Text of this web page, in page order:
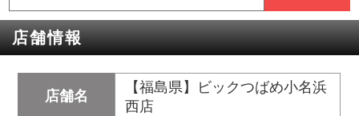
店舗情報
店舗名
【福島県】ビックつばめ小名浜
西店